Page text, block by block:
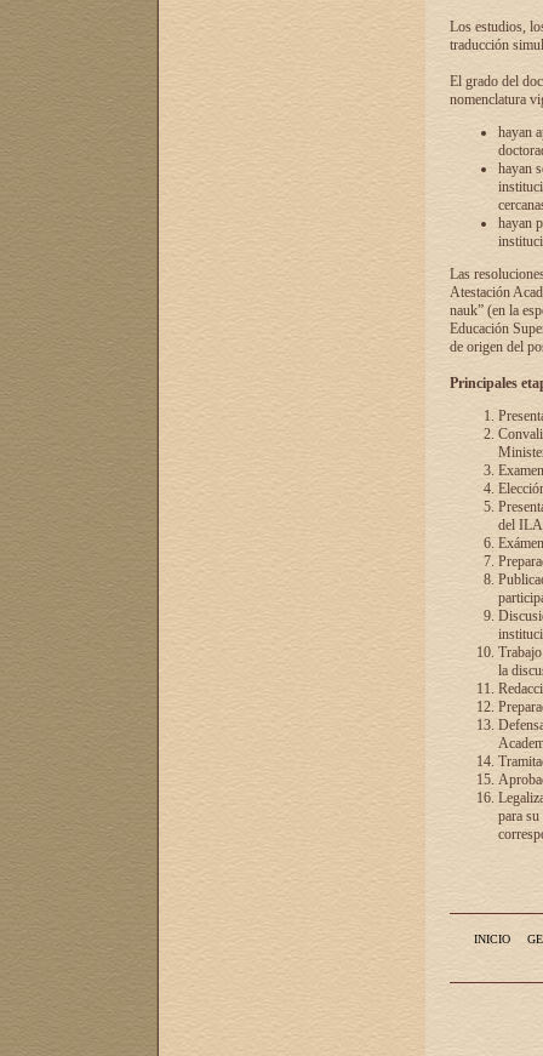
Los estudios,
traducción
El grado del
nomenclatura
hayan
hayan
hayan
Las
Atestación
nauk” (en la
Educación
de origen del
Principales
del
la
para
INICIO